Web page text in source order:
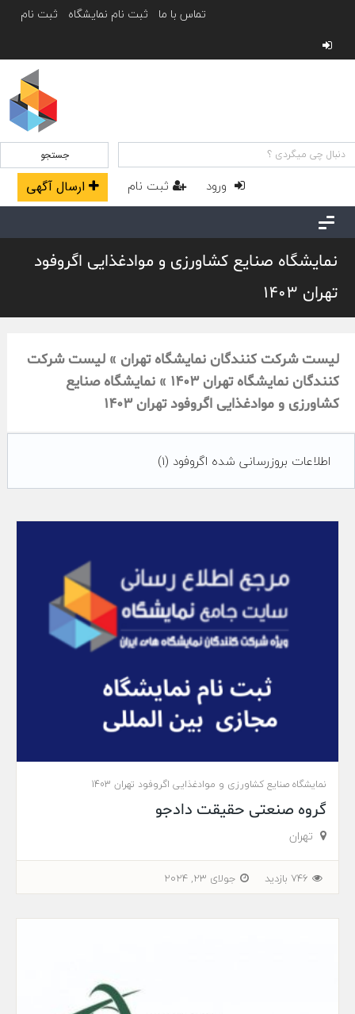
تماس با ما ثبت نام نمایشگاه ثبت نام
جستجو
ورود ثبت نام ارسال آگهی
نمایشگاه صنایع کشاورزی و موادغذایی اگروفود
تهران 1403
لیست شرکت کنندگان نمایشگاه تهران » لیست شرکت
کنندگان نمایشگاه تهران 1403 » نمایشگاه صنایع
کشاورزی و موادغذایی اگروفود تهران 1403
اطلاعات بروزرسانی شده اگروفود (1)
نمایشگاه صنایع کشاورزی و موادغذایی اگروفود تهران 1403
گروه صنعتی حقیقت دادجو
تهران
746 بازدید جولای 23, 2024